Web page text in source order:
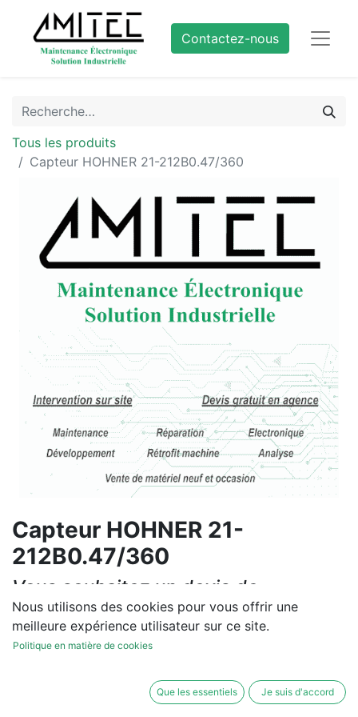
Contactez-nous
Tous les produits
Capteur HOHNER 21-212B0.47/360
Capteur HOHNER 21-
212B0.47/360
Vous souhaitez un devis de
réparation ou de vente, un
diagnostic sur site?
Nous utilisons des cookies pour vous offrir une
meilleure expérience utilisateur sur ce site.
Politique en matière de cookies
Que les essentiels Je suis d'accord